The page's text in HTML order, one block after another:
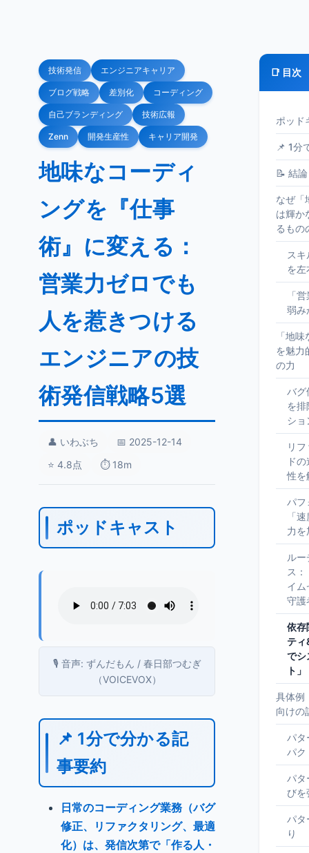
技術発信 エンジニアキャリア
ブログ戦略 差別化 コーディング
自己ブランディング 技術広報
Zenn 開発生産性 キャリア開発
地味なコーディ
ングを『仕事
術』に変える：
営業力ゼロでも
人を惹きつける
エンジニアの技
術発信戦略5選
👤 いわぶち
📅 2025-12-14
⭐ 4.8点
⏱️ 18m
ポッドキャスト
🎙️ 音声: ずんだもん / 春日部つむぎ
（VOICEVOX）
📌 1分で分かる記
事要約
日常のコーディング業務（バグ
修正、リファクタリング、最適
化）は、発信次第で「作る人・
📑 目次
ポッド
📌 1分
📝 結論
なぜ「
は輝か
るもの
ス
を左
「
弱み
「地
を魅力
の力
バグ
を排
ショ
リ
ド
性を
パフ
「
力を
ル
ス
イム
守護
依存
ティ
でシ
ト」
具体例
向けの
パタ
パク
パタ
びを
パタ
り